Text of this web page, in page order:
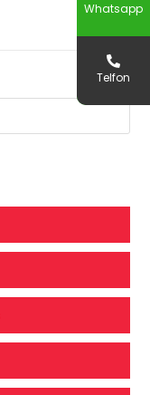
Whatsapp
Telfon